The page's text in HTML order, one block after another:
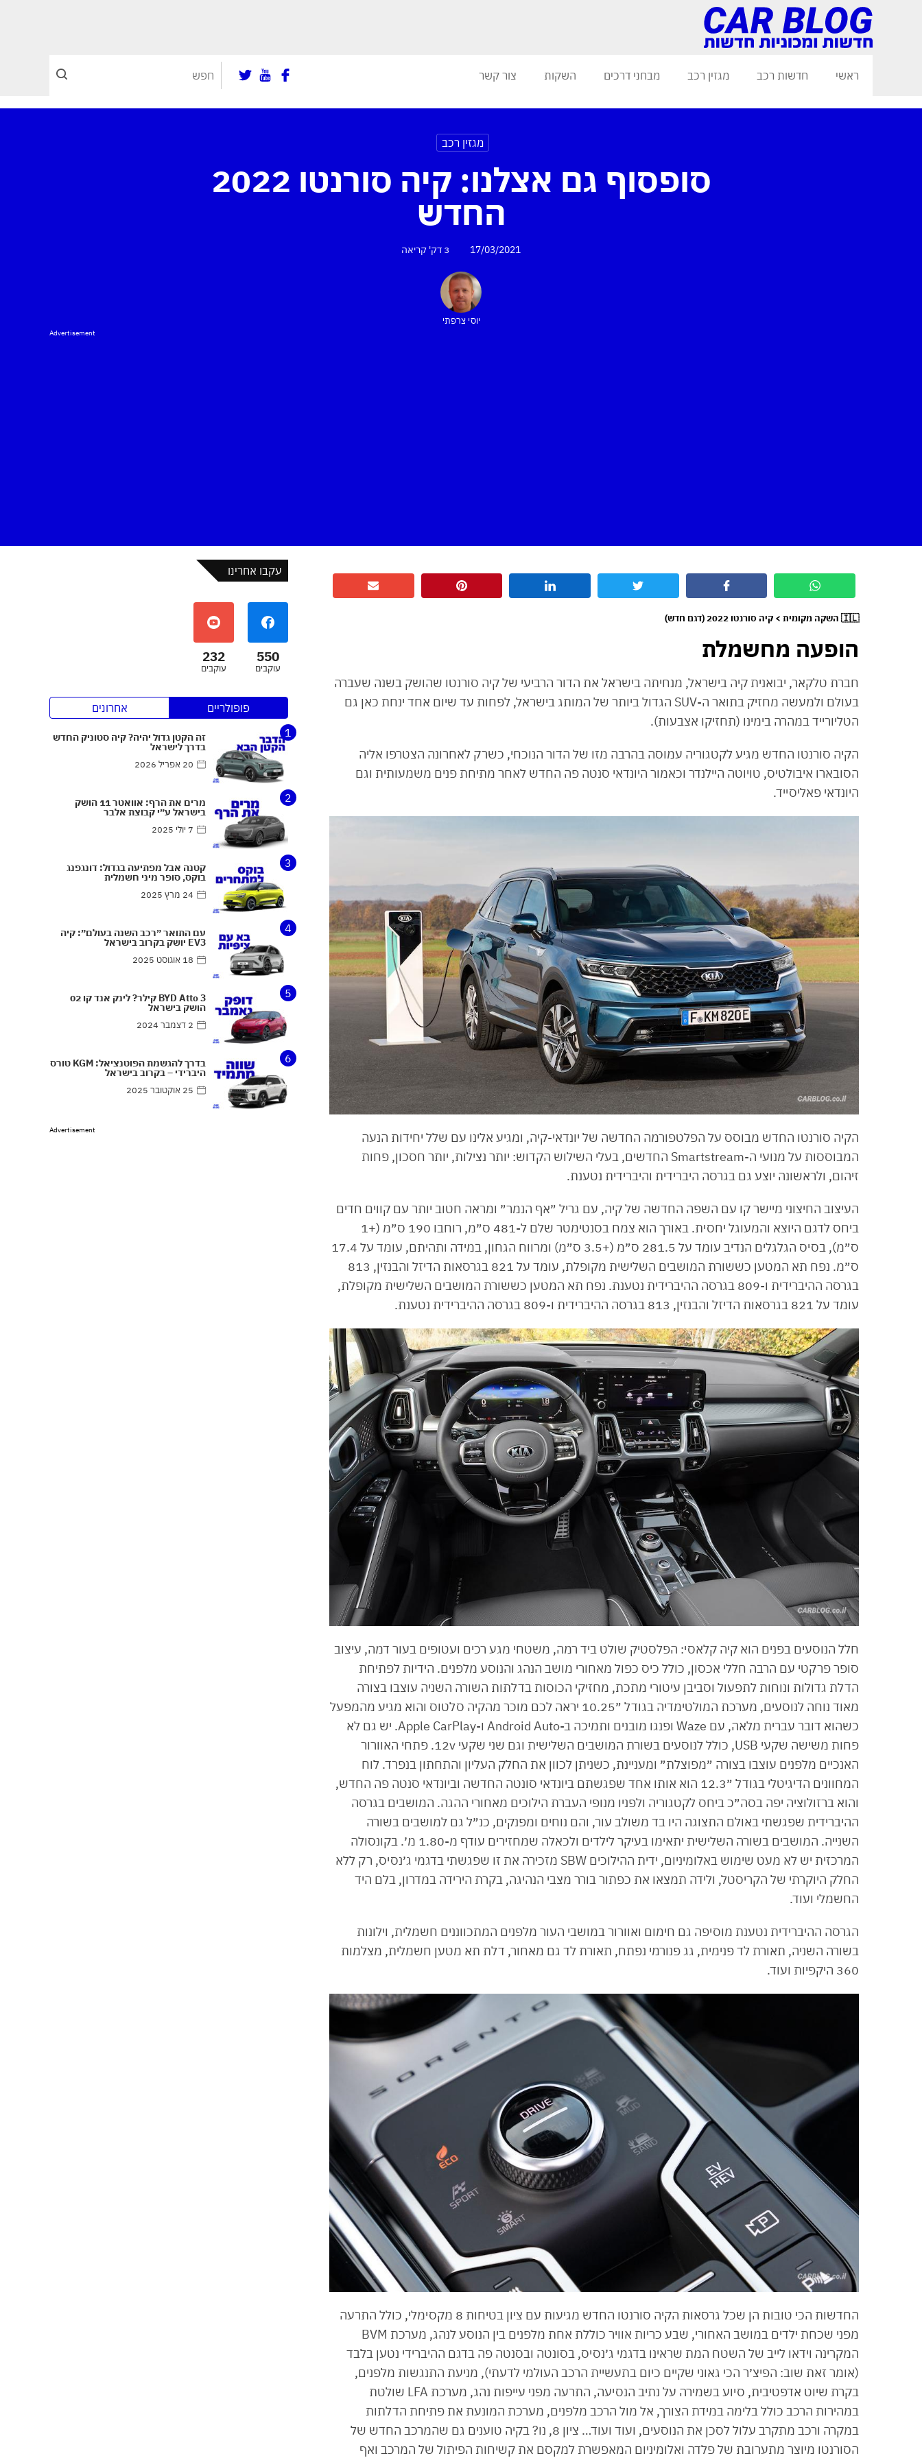
ראשי חדשות רכב מגזין רכב מבחני דרכים השקות צור קשר
מגזין רכב
סופסוף גם אצלנו: קיה סורנטו 2022
החדש
17/03/2021 3 דק' קריאה
יוסי צרפתי
Advertisement
🇮🇱 השקה מקומית > קיה סורנטו 2022 (דגם חדש)
הופעה מחשמלת
חברת טלקאר, יבואנית קיה בישראל, מנחיתה בישראל את הדור הרביעי של קיה סורנטו שהושק בשנה שעברה
בעולם ולמעשה מחזיק בתואר ה-SUV הגדול ביותר של המותג בישראל, לפחות עד שיום אחד ינחת כאן גם
הטליורייד במהרה בימינו (תחזיקו אצבעות).
הקיה סורנטו החדש מגיע לקטגוריה עמוסה בהרבה מזו של הדור הנוכחי, כשרק לאחרונה הצטרפו אליה
הסובארו איבולטיס, טויוטה היילנדר וכאמור היונדאי סנטה פה החדש לאחר מתיחת פנים משמעותית וגם
היונדאי פאליסייד.
הקיה סורנטו החדש מבוסס על הפלטפורמה החדשה של יונדאי-קיה, ומגיע אלינו עם שלל יחידות הנעה
המבוססות על מנועי ה-Smartstream החדשים, בעלי השילוש הקדוש: יותר נצילות, יותר חסכון, פחות
זיהום, ולראשונה יוצע גם בגרסה היברידית והיברידית נטענת.
העיצוב החיצוני מיישר קו עם השפה החדשה של קיה, עם גריל ״אף הנמר״ ומראה חטוב יותר עם קווים חדים
ביחס לדגם היוצא והמעוגל יחסית. באורך הוא צמח בסנטימטר שלם ל-481 ס״מ, רוחבו 190 ס״מ (+1
ס״מ), בסיס הגלגלים הנדיב עומד על 281.5 ס״מ (+3.5 ס״מ) ומרווח הגחון, במידה ותהיתם, עומד על 17.4
ס״מ. נפח תא המטען כששורת המושבים השלישית מקופלת, עומד על 821 בגרסאות הדיזל והבנזין, 813
בגרסה ההיברידית ו-809 בגרסה ההיברידית נטענת. נפח תא המטען כששורת המושבים השלישית מקופלת,
עומד על 821 בגרסאות הדיזל והבנזין, 813 בגרסה ההיברידית ו-809 בגרסה ההיברידית נטענת.
חלל הנוסעים בפנים הוא קיה קלאסי: הפלסטיק שולט ביד רמה, משטחי מגע רכים ועטופים בעור דמה, עיצוב
סופר פרקטי עם הרבה חללי אכסון, כולל כיס כפול מאחורי מושב הנהג והנוסע מלפנים. הידיות לפתיחת
הדלת גדולות ונוחות לתפעול וסביבן עיטורי מתכת, מחזיקי הכוסות בדלתות השורה השניה עוצבו בצורה
מאוד נוחה לנוסעים, מערכת המולטימדיה בגודל ״10.25 יראה לכם מוכר מהקיה סלטוס והוא מגיע מהמפעל
כשהוא דובר עברית מלאה, עם Waze ופנגו מובנים ותמיכה ב-Android Auto ו-Apple CarPlay. יש גם לא
פחות משישה שקעי USB, כולל לנוסעים בשורת המושבים השלישית וגם שני שקעי 12v. פתחי האוורור
האנכיים מלפנים עוצבו בצורה ״מפוצלת״ ומעניינת, כשניתן לכוון את החלק העליון והתחתון בנפרד. לוח
המחוונים הדיגיטלי בגודל ״12.3 הוא אותו אחד שפגשתם ביונדאי סונטה החדשה וביונדאי סנטה פה החדש,
והוא ברזולוציה יפה בסה״כ ביחס לקטגוריה ולפניו מנופי העברת הילוכים מאחורי ההגה. המושבים בגרסה
ההיברידית שפגשתי באולם התצוגה היו בד משולב עור, והם נוחים ומפנקים, כנ״ל גם למושבים בשורה
השנייה. המושבים בשורה השלישית יתאימו בעיקר לילדים ולכאלה שמחזירים עודף מ-1.80 מ׳. בקונסולה
המרכזית יש לא מעט שימוש באלומיניום, ידית ההילוכים SBW מזכירה את זו שפגשתי בדגמי ג׳נסיס, רק ללא
החלק היוקרתי של הקריסטל, ולידה תמצאו את כפתור בורר מצבי הנהיגה, בקרת הירידה במדרון, בלם היד
החשמלי ועוד.
הגרסה ההיברידית נטענת מוסיפה גם חימום ואוורור במושבי העור מלפנים המתכווננים חשמלית, וילונות
בשורה השניה, תאורת לד פנימית, גג פנורמי נפתח, תאורת לד גם מאחור, דלת תא מטען חשמלית, מצלמות
360 היקפיות ועוד.
החדשות הכי טובות הן שכל גרסאות הקיה סורנטו החדש מגיעות עם ציון בטיחות 8 מקסימלי, כולל התרעה
מפני שכחת ילדים במושב האחורי, שבע כריות אוויר כוללת אחת מלפנים בין הנוסע לנהג, מערכת BVM
המקרינה וידאו לייב של השטח המת שראינו בדגמי ג׳נסיס, בסונטה ובסנטה פה בדגם ההיברידי נטען בלבד
(אומר זאת שוב: הפיצ׳ר הכי גאוני שקיים כיום בתעשיית הרכב העולמי לדעתי), מניעת התנגשות מלפנים,
בקרת שיוט אדפטיבית, סיוע בשמירה על נתיב הנסיעה, התרעה מפני עייפות נהג, מערכת LFA שולטת
במהירות הרכב כולל בלימה במידת הצורך, אל מול הרכב מלפנים, מערכת המונעת את פתיחת הדלתות
במקרה ורכב מתקרב עלול לסכן את הנוסעים, ועוד ועוד… ציון 8, נו? בקיה טוענים גם שהמרכב החדש של
הסורנטו מיוצר מתערובת של פלדה ואלומיניום המאפשרת למקסם את קשיחות הפיתול של המרכב ואף
עקבו אחרינו
550
עוקבים
232
עוקבים
פופולריים
אחרונים
1
זה הקטן גדול יהיה? קיה סטוניק החדש
בדרך לישראל
20 אפריל 2026
2 מרים את הרף: אוואטר 11 הושק
בישראל ע״י קבוצת אלבר
7 יולי 2025
3 קטנה אבל מפתיעה בגדול: דונגפנג
בוקס, סופר מיני חשמלית
24 מרץ 2025
4 עם התואר ״רכב השנה בעולם״: קיה
EV3 יושק בקרוב בישראל
18 אוגוסט 2025
5 BYD Atto 3 קילר? לינק אנד קו 02
הושק בישראל
2 דצמבר 2024
6 בדרך להגשמת הפוטנציאל: KGM טורס
היברידי – בקרוב בישראל
25 אוקטובר 2025
Advertisement